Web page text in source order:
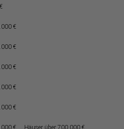
€
€
€
€
€
€ Häuser über 700.000 €